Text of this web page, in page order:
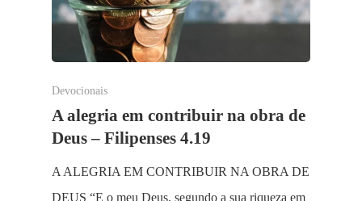
Devocionais
A alegria em contribuir na obra de
Deus – Filipenses 4.19
A ALEGRIA EM CONTRIBUIR NA OBRA DE
DEUS “E o meu Deus, segundo a sua riqueza em